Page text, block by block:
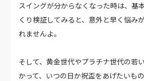
スイングが分からなくなった時は、基
くり検証してみると、意外と早く悩み
れませんよ。
そして、黄金世代やプラチナ世代の若
かって、いつの日か祝盃をあげたいもの